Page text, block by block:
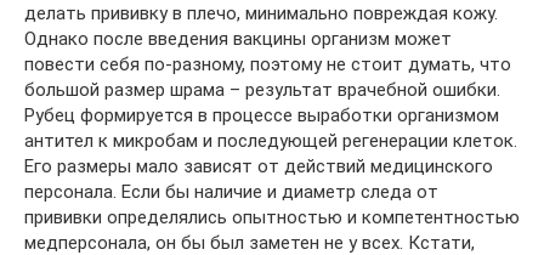
делать прививку в плечо, минимально повреждая кожу.
Однако после введения вакцины организм может
повести себя по-разному, поэтому не стоит думать, что
большой размер шрама – результат врачебной ошибки.
Рубец формируется в процессе выработки организмом
антител к микробам и последующей регенерации клеток.
Его размеры мало зависят от действий медицинского
персонала. Если бы наличие и диаметр следа от
прививки определялись опытностью и компетентностью
медперсонала, он бы был заметен не у всех. Кстати,